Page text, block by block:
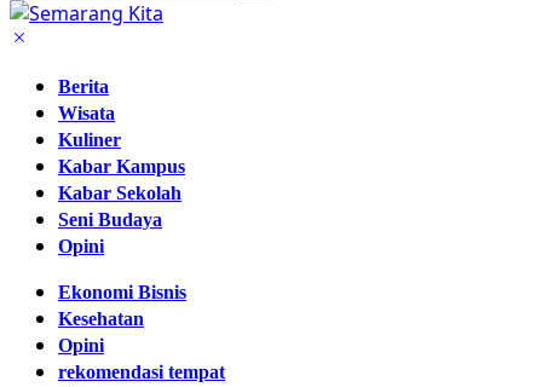
Berita
Wisata
Kuliner
Kabar Kampus
Kabar Sekolah
Seni Budaya
Opini
Ekonomi Bisnis
Kesehatan
Opini
rekomendasi tempat